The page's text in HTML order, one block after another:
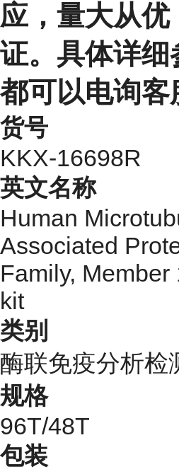
应，量大从优
证。具体详细
都可以电询客
货号
KKX-16698R
英文名称
Human
Associated
Family,
kit
类别
酶联免疫分析检
规格
96T/48T
包装